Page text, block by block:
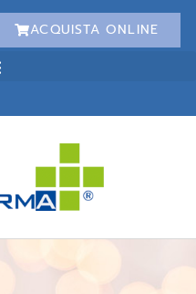
ACQUISTA ONLINE